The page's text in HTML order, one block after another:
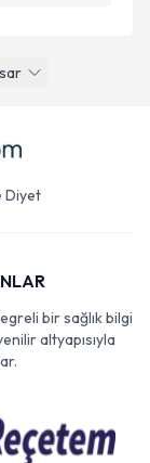
Diyet
bir sağlık bilgi
altyapısıyla